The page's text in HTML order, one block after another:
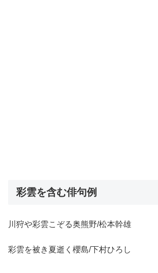
彩雲を含む俳句例
川狩や彩雲こぞる奥熊野/松本幹雄
彩雲を被き夏逝く櫻島/下村ひろし